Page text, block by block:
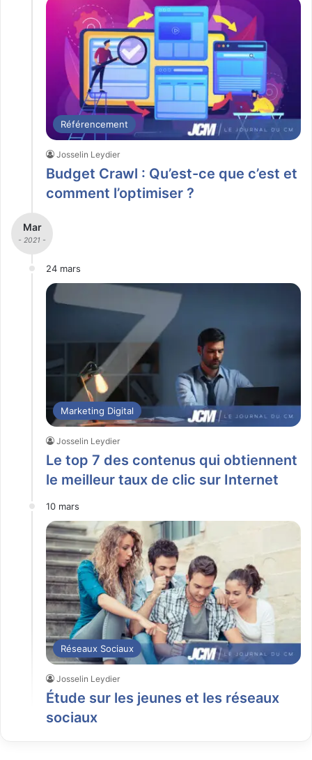
Référencement
Josselin Leydier
Budget Crawl : Qu’est-ce que c’est et
comment l’optimiser ?
Mar
- 2021 -
24 mars
Marketing Digital
Josselin Leydier
Le top 7 des contenus qui obtiennent
le meilleur taux de clic sur Internet
10 mars
Réseaux Sociaux
Josselin Leydier
Étude sur les jeunes et les réseaux
sociaux